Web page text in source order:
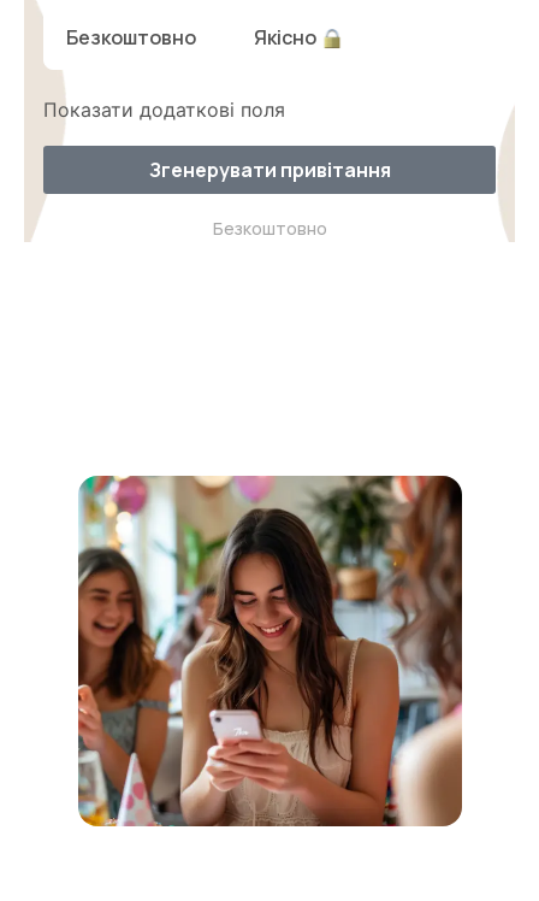
Безкоштовно Якісно
Показати додаткові поля
Згенерувати привітання
Безкоштовно